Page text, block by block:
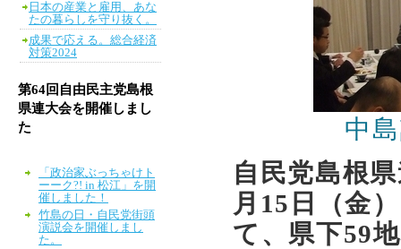
中
自民党島根
月15日（金
て、県下59
日本の産業と雇用、あな
たの暮らしを守り抜く。
成果で応える。総合経済
対策2024
第64回自由民主党島根
県連大会を開催しまし
た
「政治家ぶっちゃけト
ーーク?! in 松江」を開
催しました！
竹島の日・自民党街頭
演説会を開催しまし
た。